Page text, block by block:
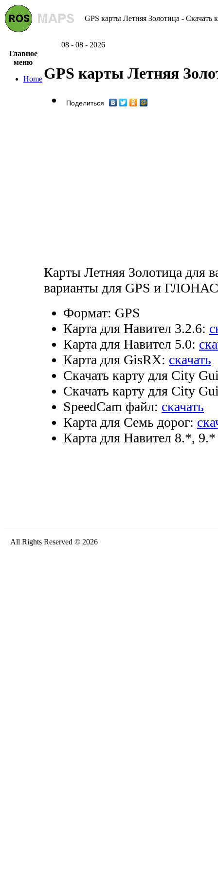
GPS карты Летняя Золотица - Скачать
08 - 08 - 2026
Главное
меню
Home GPS карты Летняя
Поделиться
Карты Летняя Золотица для
варианты для GPS и
Формат: GPS
Карта для Навител 3.2.6:
Карта для Навител 5.0:
Карта для GisRX: скачать
Скачать карту для City
Скачать карту для City
SpeedCam файл: скачать
Карта для Семь дорог:
Карта для Навител 8.*,
All Rights Reserved © 2026